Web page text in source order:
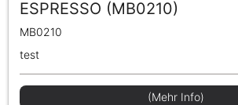
ESPRESSO (MB0210)
MB0210
test
(Mehr Info)